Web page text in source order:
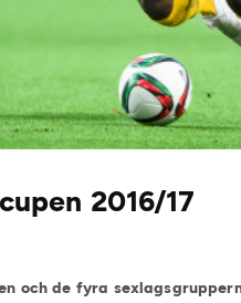
2016/17
och de fyra